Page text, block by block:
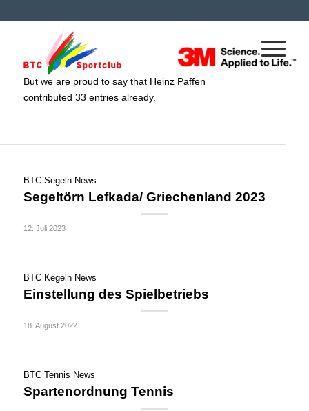
ÜberHeinz Paffen
This author has not written his bio yet.
But we are proud to say that Heinz Paffen
contributed 33 entries already.
BTC Segeln News
Segeltörn Lefkada/ Griechenland 2023
12. Juli 2023
BTC Kegeln News
Einstellung des Spielbetriebs
18. August 2022
BTC Tennis News
Spartenordnung Tennis